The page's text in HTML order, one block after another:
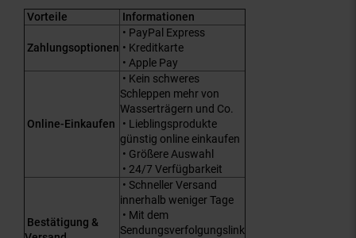
Vorteile Informationen
Zahlungsoptionen
• PayPal Express
• Kreditkarte
• Apple Pay
Online-Einkaufen
• Kein schweres
Schleppen mehr von
Wasserträgern und Co.
• Lieblingsprodukte
günstig online einkaufen
• Größere Auswahl
• 24/7 Verfügbarkeit
Bestätigung &
• Schneller Versand
innerhalb weniger Tage
• Mit dem
Sendungsverfolgungslink